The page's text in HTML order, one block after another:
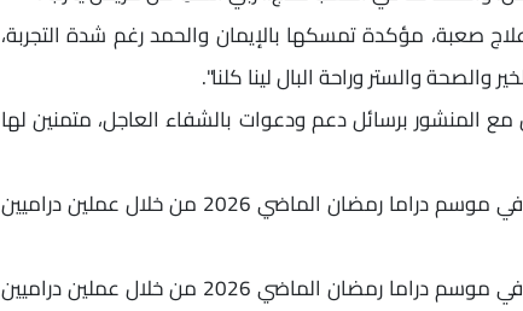
صعبة، مؤكدة تمسكها بالإيمان والحمد رغم شدة التجربة،
والصحة والستر وراحة البال لينا كلنا".
المنشور برسائل دعم ودعوات بالشفاء العاجل، متمنين لها
من ناحية أخرى، شاركت الفنانة هبة مجدي في موسم دراما رمضان الماضي 2026 من خلال عملين دراميين
من ناحية أخرى، شاركت الفنانة هبة مجدي في موسم دراما رمضان الماضي 2026 من خلال عملين دراميين